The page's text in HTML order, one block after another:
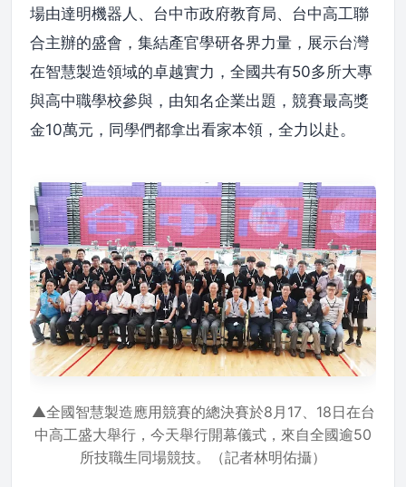
場由達明機器人、台中市政府教育局、台中高工聯
合主辦的盛會，集結產官學研各界力量，展示台灣
在智慧製造領域的卓越實力，全國共有50多所大專
與高中職學校參與，由知名企業出題，競賽最高獎
金10萬元，同學們都拿出看家本領，全力以赴。
▲全國智慧製造應用競賽的總決賽於8月17、18日在台
中高工盛大舉行，今天舉行開幕儀式，來自全國逾50
所技職生同場競技。（記者林明佑攝）